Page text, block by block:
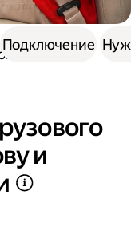
и
Подключение